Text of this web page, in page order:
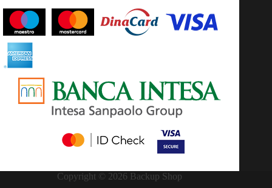
Copyright © 2026 Backup Shop